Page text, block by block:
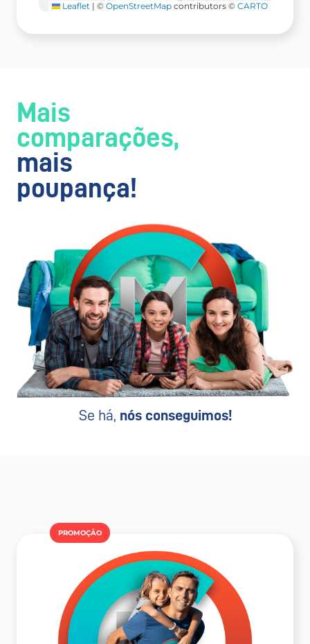
Leaflet | © OpenStreetMap contributors © CARTO
Mais
comparações,
mais
poupança!
Se há, nós conseguimos!
PROMOÇÂO